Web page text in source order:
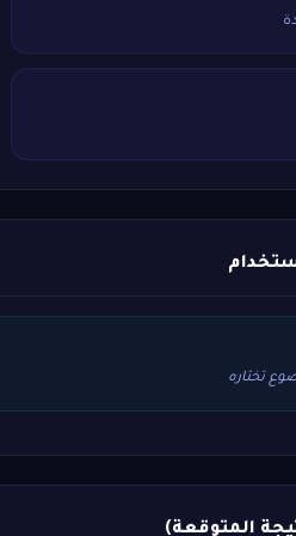
تختاره
المتوقعة)